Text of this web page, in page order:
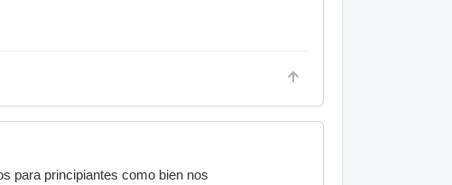
para principiantes como bien nos